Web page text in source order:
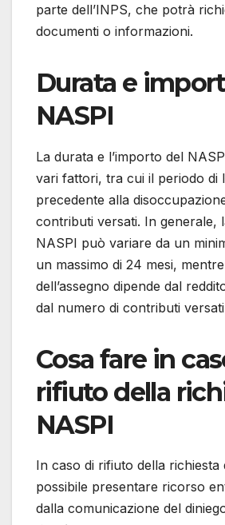
parte dell’INPS, che potrà
documenti o informazioni.
Durata e
NASPI
La durata e l’importo del
vari fattori, tra cui il periodo di
precedente alla
contributi versati. In generale,
NASPI può variare da un
un massimo di 24 mesi,
dell’assegno dipende dal
dal numero di contributi
Cosa fare in
rifiuto della
NASPI
In caso di rifiuto della richiesta
possibile presentare ricorso
dalla comunicazione del